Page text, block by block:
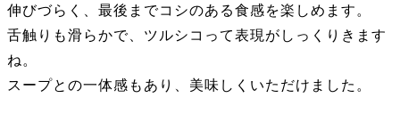
伸びづらく、最後までコシのある食感を楽しめます。
舌触りも滑らかで、ツルシコって表現がしっくりきます
ね。
スープとの一体感もあり、美味しくいただけました。